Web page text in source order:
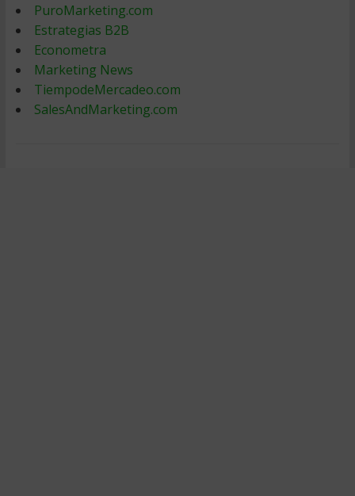
PuroMarketing.com
Estrategias B2B
Econometra
Marketing News
TiempodeMercadeo.com
SalesAndMarketing.com